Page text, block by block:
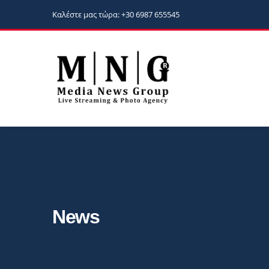
Καλέστε μας τώρα: +30 6987 655545
News